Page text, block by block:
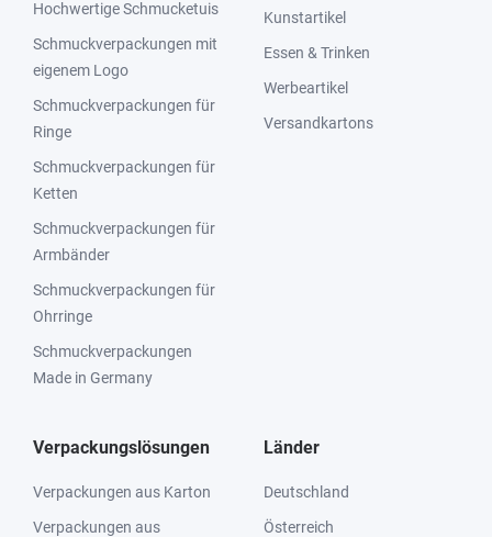
Hochwertige Schmucketuis
Schmuckverpackungen mit
eigenem Logo
Schmuckverpackungen für
Ringe
Schmuckverpackungen für
Ketten
Schmuckverpackungen für
Armbänder
Schmuckverpackungen für
Ohrringe
Schmuckverpackungen
Made in Germany
Kunstartikel
Essen & Trinken
Werbeartikel
Versandkartons
Verpackungslösungen
Verpackungen aus Karton
Verpackungen aus
Länder
Deutschland
Österreich